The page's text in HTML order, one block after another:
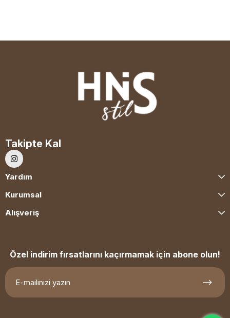
Takipte Kal
Yardım
Kurumsal
Alışveriş
Özel indirim fırsatlarını kaçırmamak için abone olun!